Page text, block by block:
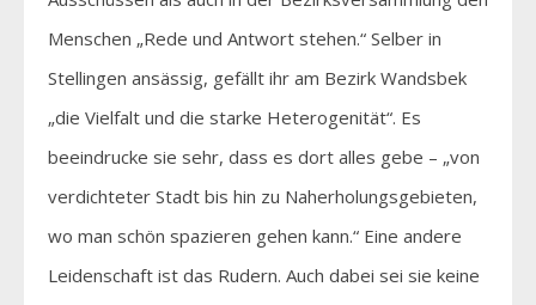
Menschen „Rede und Antwort stehen.“ Selber in
Stellingen ansässig, gefällt ihr am Bezirk Wandsbek
„die Vielfalt und die starke Heterogenität“. Es
beeindrucke sie sehr, dass es dort alles gebe – „von
verdichteter Stadt bis hin zu Naherholungsgebieten,
wo man schön spazieren gehen kann.“ Eine andere
Leidenschaft ist das Rudern. Auch dabei sei sie keine